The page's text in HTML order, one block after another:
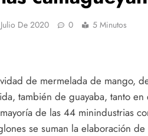
De 2020 0 5 Minutos
de mermelada de mango,
también de guayaba, tanto en
de las 44 minindustrias
se suman la elaboración